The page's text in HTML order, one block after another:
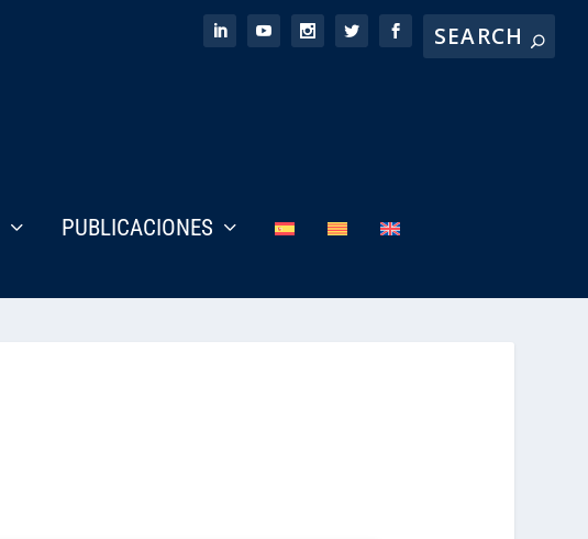
PUBLICACIONES